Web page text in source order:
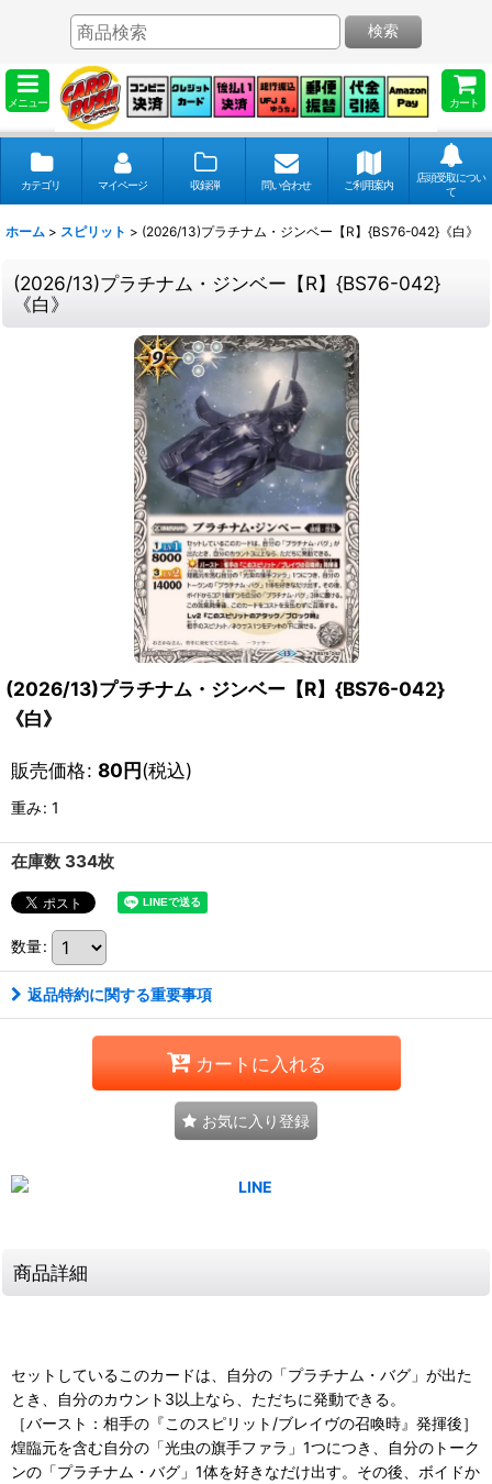
メニュー カート
検索
カテゴリ マイページ 収録弾 問い合わせ ご利用案内
店頭受取につい
て
ホーム > スピリット > (2026/13)プラチナム・ジンベー【R】{BS76-042}《白》
(2026/13)プラチナム・ジンベー【R】{BS76-042}
《白》
(2026/13)プラチナム・ジンベー【R】{BS76-042}
《白》
販売価格: 80円(税込)
重み: 1
在庫数 334枚
数量:
返品特約に関する重要事項
カートに入れる
お気に入り登録
商品詳細
セットしているこのカードは、自分の「プラチナム・バグ」が出た
とき、自分のカウント3以上なら、ただちに発動できる。
［バースト：相手の『このスピリット/ブレイヴの召喚時』発揮後］
煌臨元を含む自分の「光虫の旗手ファラ」1つにつき、自分のトーク
ンの「プラチナム・バグ」1体を好きなだけ出す。その後、ボイドか